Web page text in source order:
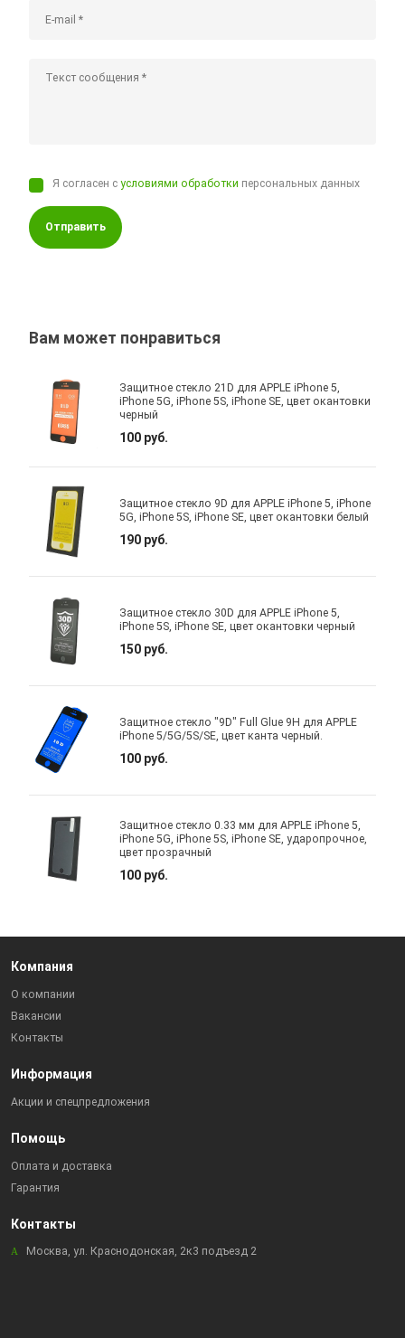
Я согласен сусловиями обработки персональных данных
Отправить
Вам может понравиться
Защитное стекло 21D для APPLE iPhone 5,
iPhone 5G, iPhone 5S, iPhone SE, цвет окантовки
черный
100 руб.
Защитное стекло 9D для APPLE iPhone 5, iPhone
5G, iPhone 5S, iPhone SE, цвет окантовки белый
190 руб.
Защитное стекло 30D для APPLE iPhone 5,
iPhone 5S, iPhone SE, цвет окантовки черный
150 руб.
Защитное стекло "9D" Full Glue 9H для APPLE
iPhone 5/5G/5S/SE, цвет канта черный.
100 руб.
Защитное стекло 0.33 мм для APPLE iPhone 5,
iPhone 5G, iPhone 5S, iPhone SE, ударопрочное,
цвет прозрачный
100 руб.
Компания
О компании
Вакансии
Контакты
Информация
Акции и спецпредложения
Помощь
Оплата и доставка
Гарантия
Контакты
Москва, ул. Краснодонская, 2к3 подъезд 2